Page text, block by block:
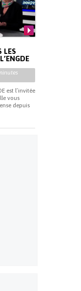
LES
est l’invitée
vous
depuis